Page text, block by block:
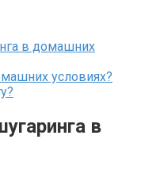
в домашних
условиях?
в